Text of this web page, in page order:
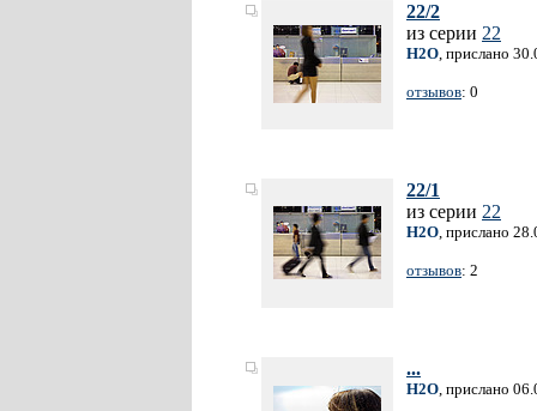
22/2
из серии 22
H2O, прислано
отзывов: 0
22/1
из серии 22
H2O, прислано
отзывов: 2
...
H2O, прислано